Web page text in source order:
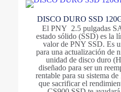
DISCO DURO SSD
El PNY 2.5 pulgadas
estado sólido (SSD) es la
valor de PNY SSD. Es
para una actualización de
unidad de disco duro
diseñado para ser un
rentable para su sistema
que sacrificar el